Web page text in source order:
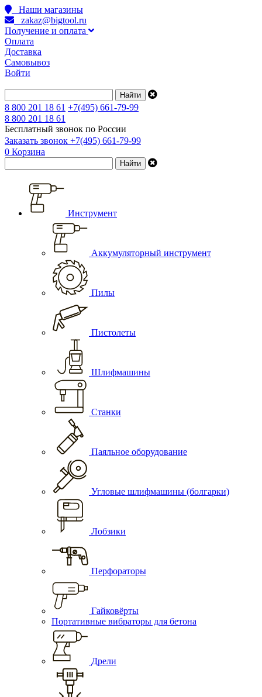
Наши магазины
zakaz@bigtool.ru
Получение и оплата
Оплата
Доставка
Самовывоз
Войти
8 800 201 18 61 +7(495) 661-79-99
8 800 201 18 61
Бесплатный звонок по России
Заказать звонок +7(495) 661-79-99
0 Корзина
Инструмент
Аккумуляторный инструмент
Пилы
Пистолеты
Шлифмашины
Станки
Паяльное оборудование
Угловые шлифмашины (болгарки)
Лобзики
Перфораторы
Гайковёрты
Портативные вибраторы для бетона
Дрели